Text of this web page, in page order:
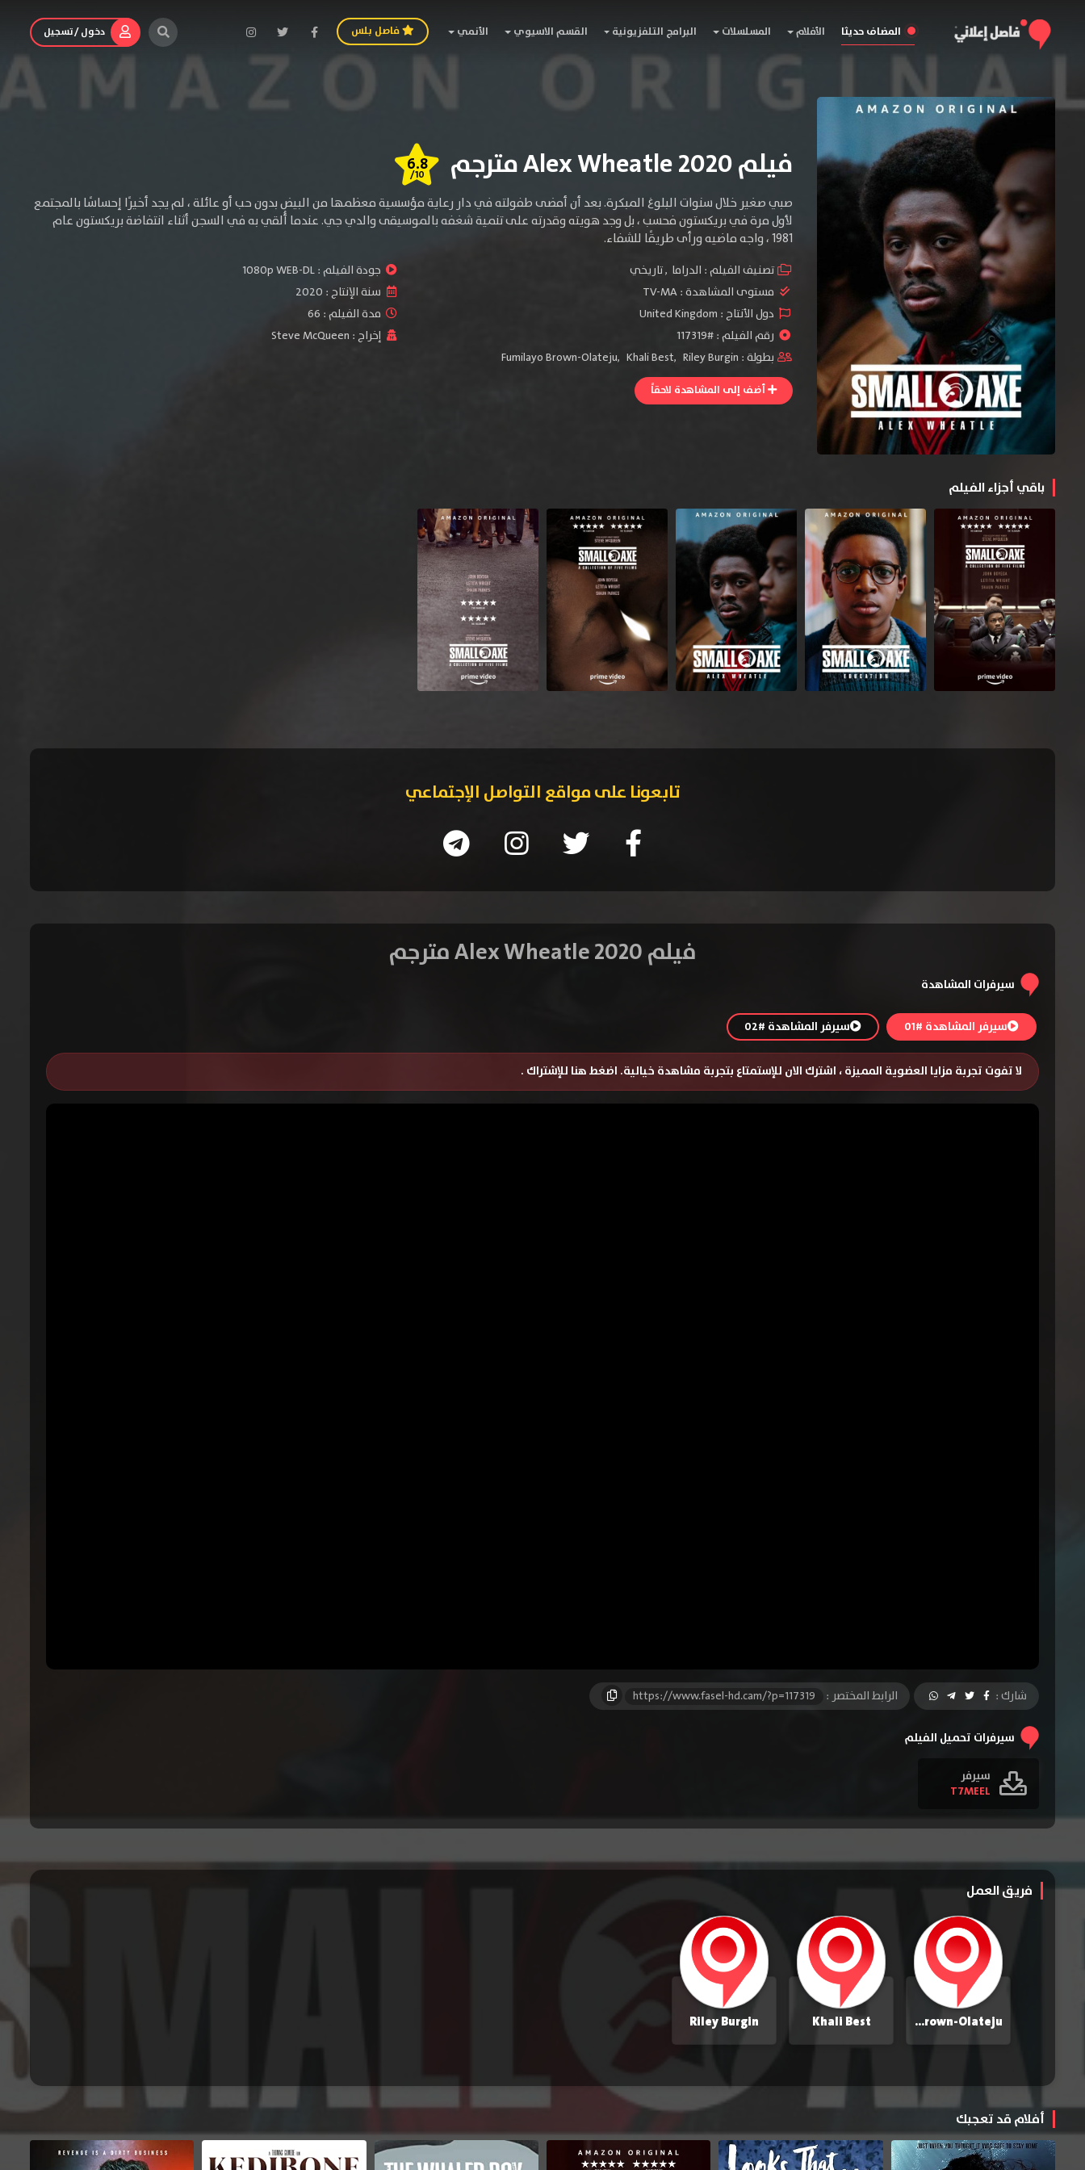
المضاف حديثا الأفلام المسلسلات البرامج التلفزيونية القسم الاسيوي الأنمي فاصل بلس دخول / تسجيل
فيلم Alex Wheatle 2020 مترجم 6.8
/10
صبي صغير خلال سنوات البلوغ المبكرة. بعد أن أمضى طفولته في دار رعاية مؤسسية معظمها من البيض بدون حب أو عائلة ، لم يجد أخيرًا إحساسًا بالمجتمع
لأول مرة في بريكستون فحسب ، بل وجد هويته وقدرته على تنمية شغفه بالموسيقى والدي جي. عندما أُلقي به في السجن أثناء انتفاضة بريكستون عام
1981 ، واجه ماضيه ورأى طريقًا للشفاء.
تصنيف الفيلم : الدراما ,تاريخي جودة الفيلم :1080p WEB-DL
مستوى المشاهدة :TV-MA سنة الإنتاج : 2020
دول الأنتاج : United Kingdom
مدة الفيلم : 66
رقم الفيلم : #117319
إخراج : Steve McQueen
بطولة :
Fumilayo Brown-Olateju, Khali Best, Riley Burgin
أضف إلى المشاهدة لاحقاً
باقي أجزاء الفيلم
تابعونا على مواقع التواصل الإجتماعي
فيلم Alex Wheatle 2020 مترجم
سيرفرات المشاهدة
سيرفر المشاهدة #01 سيرفر المشاهدة #02
لا تفوت تجربة مزايا العضوية المميزة ، اشترك الان للإستمتاع بتجربة مشاهدة خيالية. اضغط هنا للإشتراك .
شارك : الرابط المختصر : https://www.fasel-hd.cam/?p=117319
سيرفرات تحميل الفيلم
سيرفر
T7MEEL
فريق العمل
Fumilayo Brown-Olateju
Khali Best
Riley Burgin
أفلام قد تعجبك